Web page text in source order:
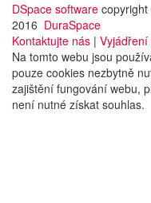
DSpace software
2016 DuraSpace
Kontaktujte nás | Vyjádření
Na tomto webu jsou
pouze cookies nezbytně
zajištění fungování webu,
není nutné získat souhlas.